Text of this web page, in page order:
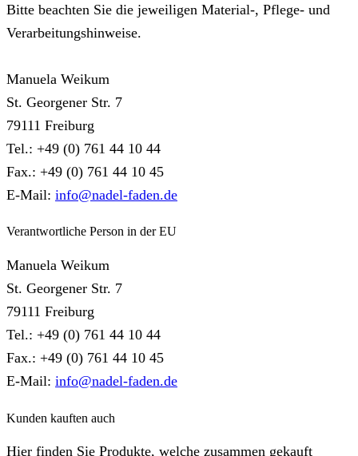
Bitte beachten Sie die jeweiligen Material-, Pflege- und
Verarbeitungshinweise.
Manuela Weikum
St. Georgener Str. 7
79111 Freiburg
Tel.: +49 (0) 761 44 10 44
Fax.: +49 (0) 761 44 10 45
E-Mail: info@nadel-faden.de
Verantwortliche Person in der EU
Manuela Weikum
St. Georgener Str. 7
79111 Freiburg
Tel.: +49 (0) 761 44 10 44
Fax.: +49 (0) 761 44 10 45
E-Mail: info@nadel-faden.de
Kunden kauften auch
Hier finden Sie Produkte, welche zusammen gekauft